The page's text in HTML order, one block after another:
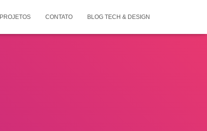
PROJETOS CONTATO BLOG TECH & DESIGN